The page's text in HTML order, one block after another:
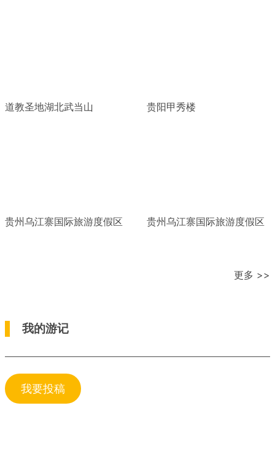
道教圣地湖北武当山 贵阳甲秀楼
贵州乌江寨国际旅游度假区 贵州乌江寨国际旅游度假区
更多 >>
我的游记
我要投稿